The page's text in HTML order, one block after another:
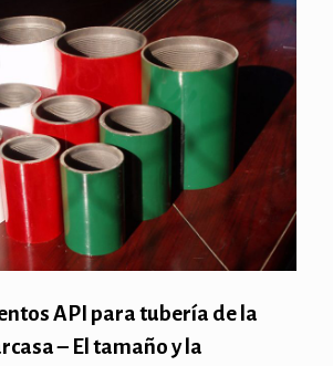
API para tubería de la
– El tamaño y la